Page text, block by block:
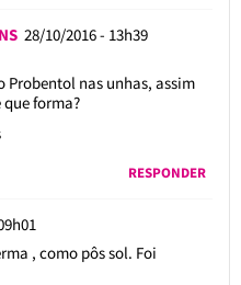
28/10/2016 - 13h39
Probentol nas unhas, assim
forma?
RESPONDER
, como pôs sol. Foi